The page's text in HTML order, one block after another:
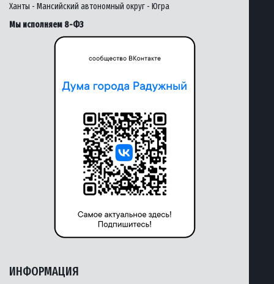
Ханты - Мансийский автономный округ - Югра
Мы исполняем 8-ФЗ
ИНФОРМАЦИЯ